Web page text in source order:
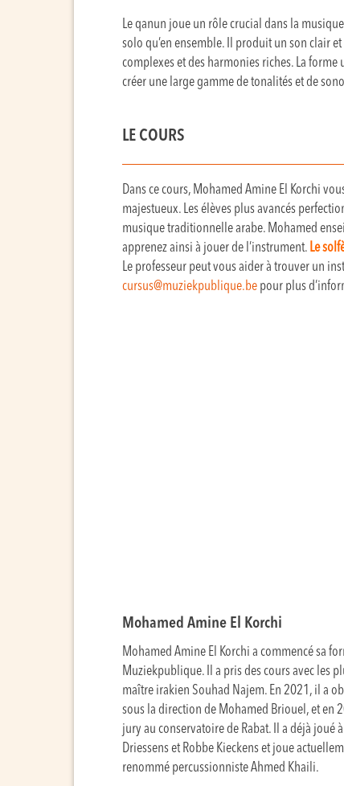
Le qanun joue un rôle crucial dans la
solo qu’en ensemble. Il produit un son clair
complexes et des harmonies riches. La
créer une large gamme de tonalités et de
LE COURS
Dans ce cours, Mohamed Amine El Korchi
majestueux. Les élèves plus avancés
musique traditionnelle arabe. Mohamed
apprenez ainsi à jouer de l’instrument. Le
Le professeur peut vous aider à trouver un
cursus@muziekpublique.be pour plus
Mohamed Amine El Korchi
Mohamed Amine El Korchi a commencé sa
Muziekpublique. Il a pris des cours avec les
maître irakien Souhad Najem. En 2021, il a
sous la direction de Mohamed Briouel, et en
jury au conservatoire de Rabat. Il a déjà joué
Driessens et Robbe Kieckens et joue
renommé percussionniste Ahmed Khaili.